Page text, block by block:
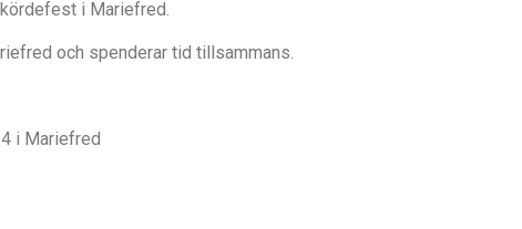
i Mariefred.
och spenderar tid tillsammans.
i Mariefred